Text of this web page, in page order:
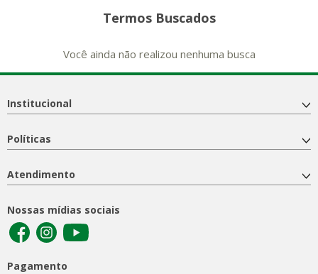
Termos Buscados
Você ainda não realizou nenhuma busca
Institucional
Políticas
Atendimento
Nossas mídias sociais
Pagamento